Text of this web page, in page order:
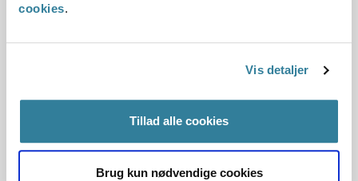
cookies.
Vis detaljer
Tillad alle cookies
Brug kun nødvendige cookies
Journalnummer